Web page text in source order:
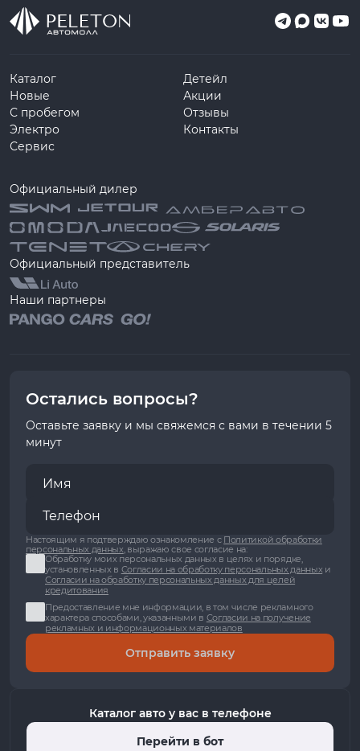
Каталог
Новые
С пробегом
Электро
Сервис
Детейл
Акции
Отзывы
Контакты
Официальный дилер
Официальный представитель
Наши партнеры
Остались вопросы?
Оставьте заявку и мы свяжемся с вами в течении 5
минут
Настоящим я подтверждаю ознакомление с Политикой обработки
персональных данных, выражаю свое согласие на:
Обработку моих персональных данных в целях и порядке,
установленных в Согласии на обработку персональных данныхи
Согласии на обработку персональных данных для целей
кредитования
Предоставление мне информации, в том числе рекламного
характера способами, указанными в Согласии на получение
рекламных и информационных материалов
Отправить заявку
Каталог авто у вас в телефоне
Перейти в бот